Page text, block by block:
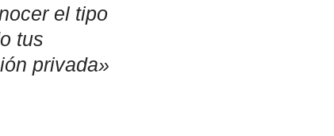
el tipo
tus
privada»